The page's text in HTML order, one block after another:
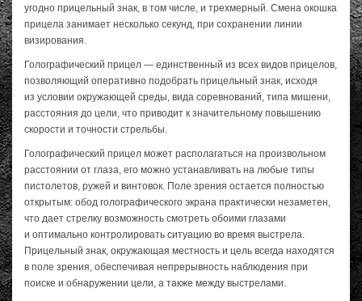
угодно прицельный знак, в том числе, и трехмерный. Смена окошка
прицела занимает несколько секунд, при сохранении линии
визирования.
Голографический прицел — единственный из всех видов прицелов,
позволяющий оперативно подобрать прицельный знак, исходя
из условии окружающей среды, вида соревнований, типа мишени,
расстояния до цели, что приводит к значительному повышению
скорости и точности стрельбы.
Голографический прицел может располагаться на произвольном
расстоянии от глаза, его можно устанавливать на любые типы
пистолетов, ружей и винтовок. Поле зрения остается полностью
открытым: обод голографического экрана практически незаметен,
что дает стрелку возможность смотреть обоими глазами
и оптимально контролировать ситуацию во время выстрела.
Прицельный знак, окружающая местность и цель всегда находятся
в поле зрения, обеспечивая непрерывность наблюдения при
поиске и обнаружении цели, а также между выстрелами.